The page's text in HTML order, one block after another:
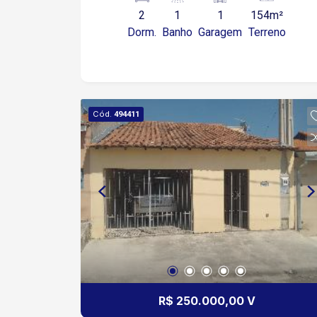
2
Dorm.
1
Banho
1
Garagem
154m²
Terreno
Cód. 494411
R$ 250.000,00 V